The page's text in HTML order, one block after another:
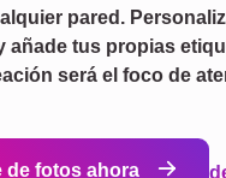
pared.
añade tus propias
será el foco de
de fotos ahora